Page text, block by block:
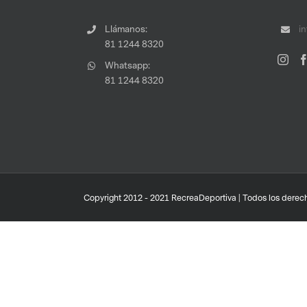
Llámanos:
81 1244 8320
Whatsapp:
81 1244 8320
Copyright 2012 - 2021 RecreaDeportiva | Todos los